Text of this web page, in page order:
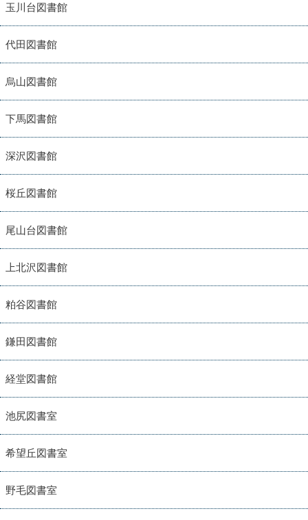
玉川台図書館
代田図書館
烏山図書館
下馬図書館
深沢図書館
桜丘図書館
尾山台図書館
上北沢図書館
粕谷図書館
鎌田図書館
経堂図書館
池尻図書室
希望丘図書室
野毛図書室